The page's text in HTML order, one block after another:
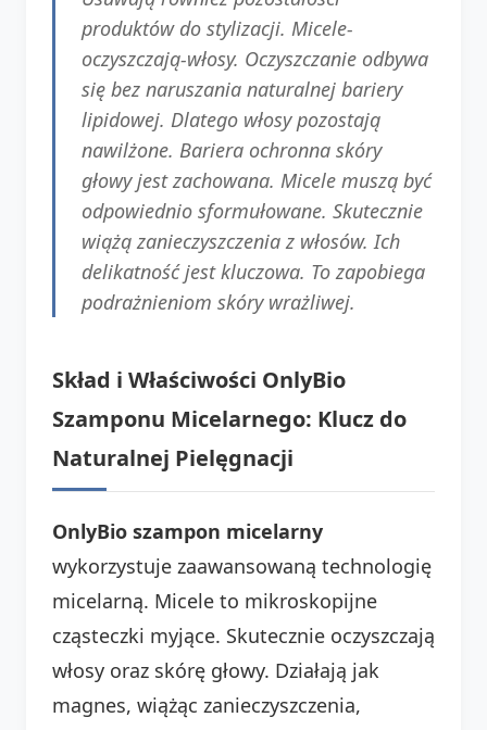
produktów do stylizacji. Micele-
oczyszczają-włosy. Oczyszczanie odbywa
się bez naruszania naturalnej bariery
lipidowej. Dlatego włosy pozostają
nawilżone. Bariera ochronna skóry
głowy jest zachowana. Micele muszą być
odpowiednio sformułowane. Skutecznie
wiążą zanieczyszczenia z włosów. Ich
delikatność jest kluczowa. To zapobiega
podrażnieniom skóry wrażliwej.
Skład i Właściwości OnlyBio
Szamponu Micelarnego: Klucz do
Naturalnej Pielęgnacji
OnlyBio szampon micelarny
wykorzystuje zaawansowaną technologię
micelarną. Micele to mikroskopijne
cząsteczki myjące. Skutecznie oczyszczają
włosy oraz skórę głowy. Działają jak
magnes, wiążąc zanieczyszczenia,